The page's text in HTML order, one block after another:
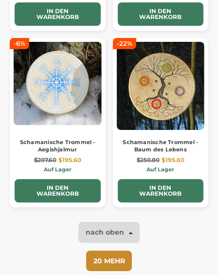
IN DEN
WARENKORB
IN DEN
WARENKORB
-6%
Schamanische Trommel -
Aegishjalmur
$207.60 $195.60
Auf Lager
IN DEN
WARENKORB
-22%
Schamanische Trommel -
Baum des Lebens
$250.80 $195.60
Auf Lager
IN DEN
WARENKORB
nach oben
20 MEHR